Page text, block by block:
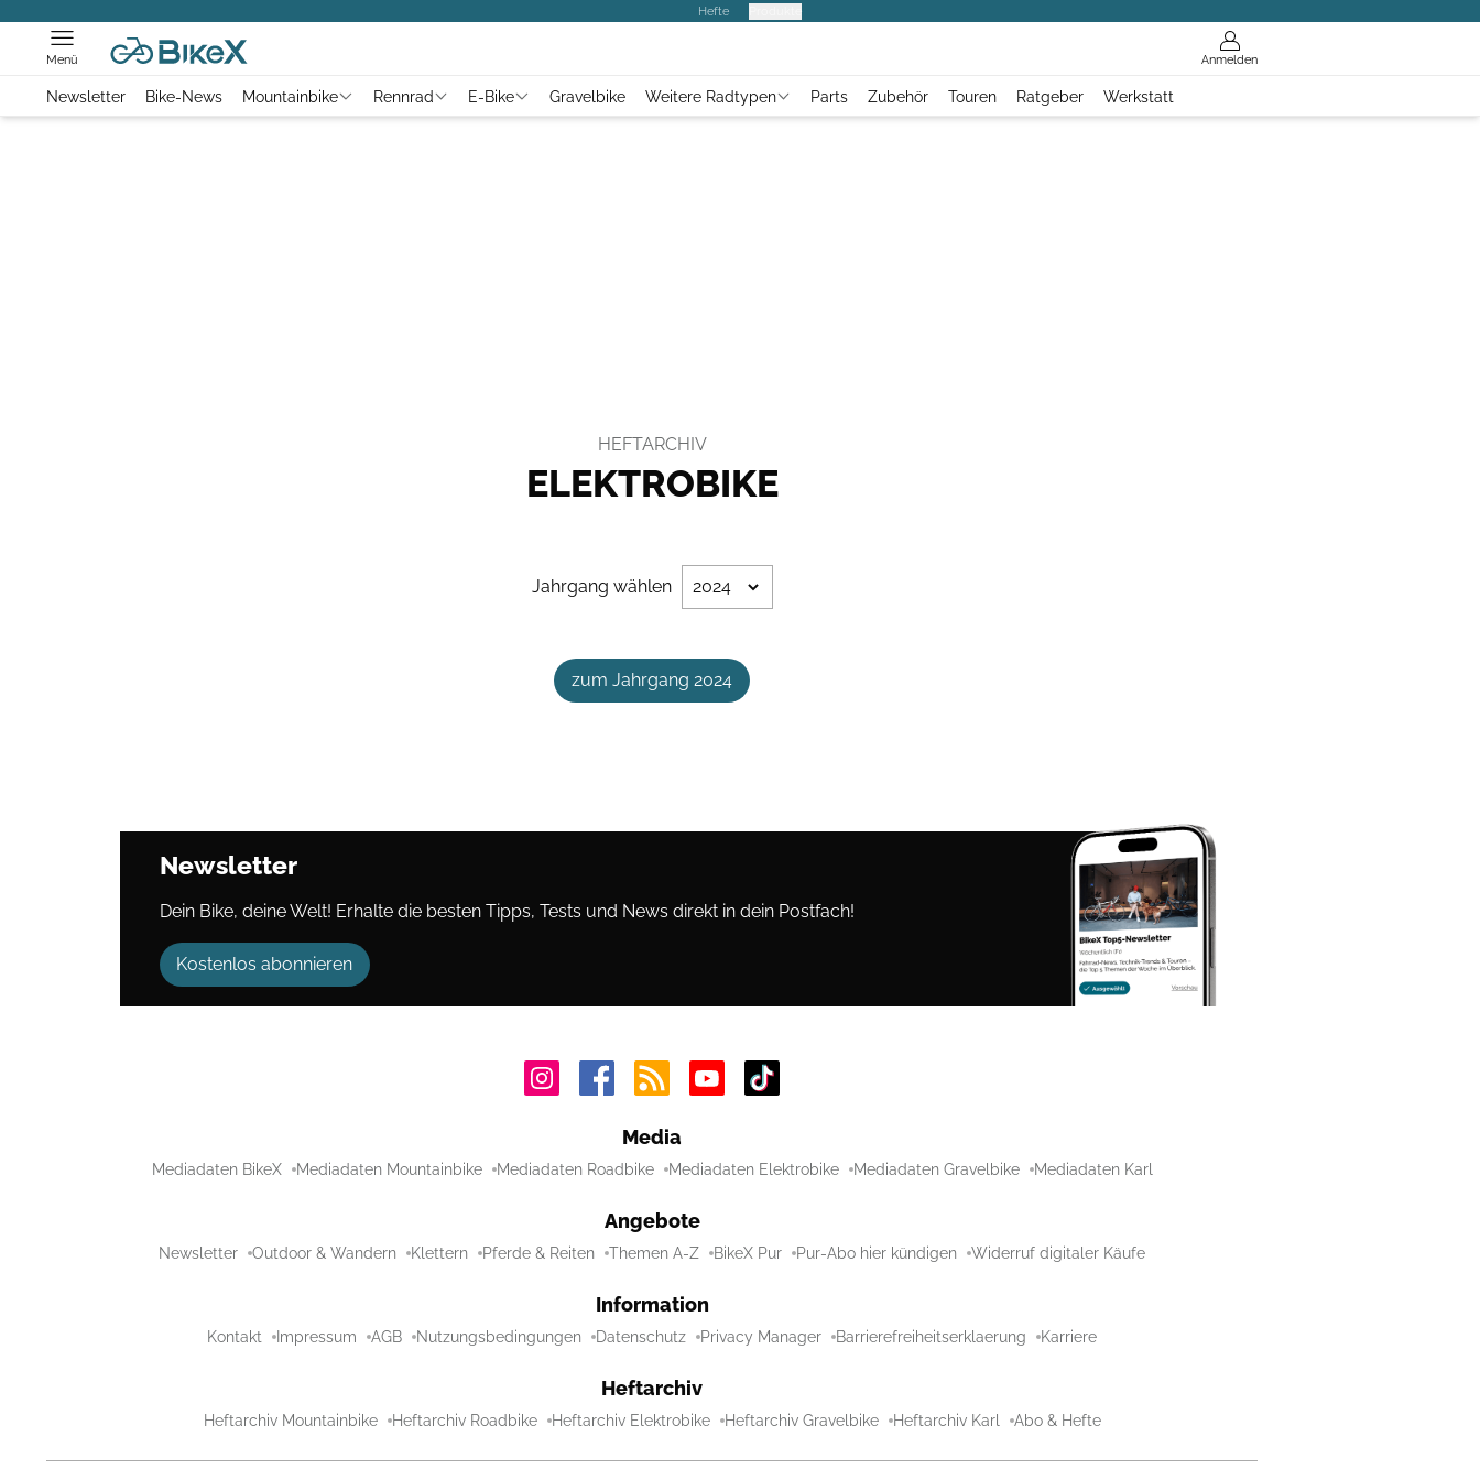
Hefte
Anmelden
Menü
Newsletter Bike-News Mountainbike Rennrad E-Bike Gravelbike Weitere Radtypen Parts Zubehör Touren Ratgeber Werkstatt
HEFTARCHIV
ELEKTROBIKE
Jahrgang wählen
zum Jahrgang 2024
Newsletter
Dein Bike, deine Welt! Erhalte die besten Tipps, Tests und News direkt in dein Postfach!
Kostenlos abonnieren
Media
Mediadaten BikeX Mediadaten Mountainbike Mediadaten Roadbike Mediadaten Elektrobike Mediadaten Gravelbike Mediadaten Karl
Angebote
Newsletter Outdoor & Wandern Klettern Pferde & Reiten Themen A-Z BikeX Pur Pur-Abo hier kündigen Widerruf digitaler Käufe
Information
Kontakt Impressum AGB Nutzungsbedingungen Datenschutz Privacy Manager Barrierefreiheitserklaerung Karriere
Heftarchiv
Heftarchiv Mountainbike Heftarchiv Roadbike Heftarchiv Elektrobike Heftarchiv Gravelbike Heftarchiv Karl Abo & Hefte